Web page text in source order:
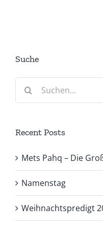
Suche
Suche
nach:
Recent Posts
Mets Pahq – Die
Namenstag
Weihnachtspredigt